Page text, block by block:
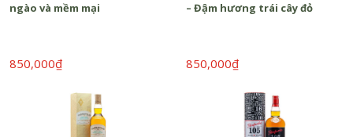
ngào và mềm mại
850,000₫
– Đậm hương trái cây đỏ
850,000₫